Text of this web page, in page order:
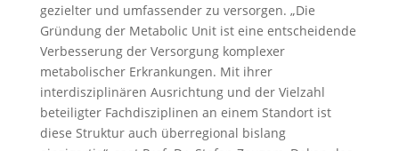
gezielter und umfassender zu versorgen. „Die
Gründung der Metabolic Unit ist eine entscheidende
Verbesserung der Versorgung komplexer
metabolischer Erkrankungen. Mit ihrer
interdisziplinären Ausrichtung und der Vielzahl
beteiligter Fachdisziplinen an einem Standort ist
diese Struktur auch überregional bislang